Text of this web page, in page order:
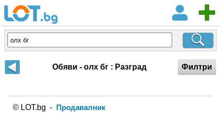
Обяви - олх бг : Разград Филтри
© LOT.bg - Продавалник